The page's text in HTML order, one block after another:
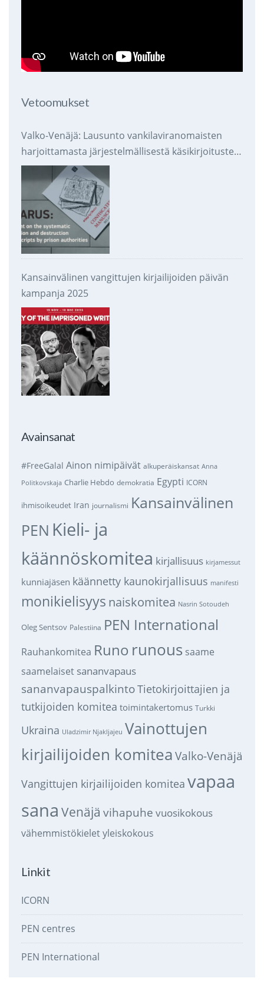
Vetoomukset
Valko-Venäjä: Lausunto vankilaviranomaisten
harjoittamasta järjestelmällisestä käsikirjoitusten
takavarikoinnista ja tuhoamisesta
Kansainvälinen vangittujen kirjailijoiden päivän
kampanja 2025
Avainsanat
#FreeGalal Ainon nimipäivät alkuperäiskansat Anna
Politkovskaja Charlie Hebdo demokratia Egypti ICORN
ihmisoikeudet Iran journalismi Kansainvälinen
PEN Kieli- ja
käännöskomitea kirjallisuus kirjamessut
kunniajäsen käännetty kaunokirjallisuus manifesti
monikielisyys naiskomitea Nasrin Sotoudeh
Oleg Sentsov Palestiina PEN International
Rauhankomitea Runo runous saame
saamelaiset sananvapaus
sananvapauspalkintoTietokirjoittajien ja
tutkijoiden komitea toimintakertomus Turkki
Ukraina Uladzimir Njakljajeu Vainottujen
kirjailijoiden komitea Valko-Venäjä
Vangittujen kirjailijoiden komitea vapaa
sana Venäjä vihapuhe vuosikokous
vähemmistökieletyleiskokous
Linkit
ICORN
PEN centres
PEN International